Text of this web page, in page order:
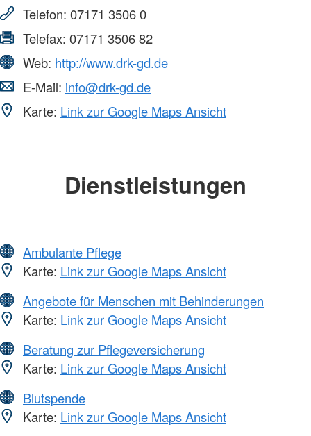
Telefon: 07171 3506 0
Telefax: 07171 3506 82
Web: http://www.drk-gd.de
E-Mail: info@drk-gd.de
Karte: Link zur Google Maps Ansicht
Dienstleistungen
Ambulante Pflege
Karte: Link zur Google Maps Ansicht
Angebote für Menschen mit Behinderungen
Karte: Link zur Google Maps Ansicht
Beratung zur Pflegeversicherung
Karte: Link zur Google Maps Ansicht
Blutspende
Karte: Link zur Google Maps Ansicht